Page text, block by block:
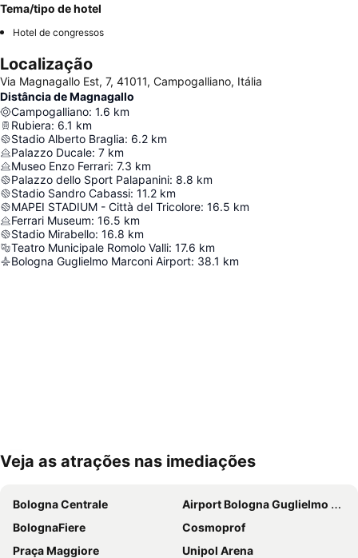
Tema/tipo de hotel
Hotel de congressos
Localização
Via Magnagallo Est, 7, 41011, Campogalliano, Itália
Distância de Magnagallo
Campogalliano: 1.6 km
Rubiera: 6.1 km
Stadio Alberto Braglia: 6.2 km
Palazzo Ducale: 7 km
Museo Enzo Ferrari: 7.3 km
Palazzo dello Sport Palapanini: 8.8 km
Stadio Sandro Cabassi: 11.2 km
MAPEI STADIUM - Città del Tricolore: 16.5 km
Ferrari Museum: 16.5 km
Stadio Mirabello: 16.8 km
Teatro Municipale Romolo Valli: 17.6 km
Bologna Guglielmo Marconi Airport: 38.1 km
Ampliar mapa
Veja as atrações nas imediações
Bologna Centrale
Airport Bologna Guglielmo Marconi
BolognaFiere
Cosmoprof
Praça Maggiore
Unipol Arena